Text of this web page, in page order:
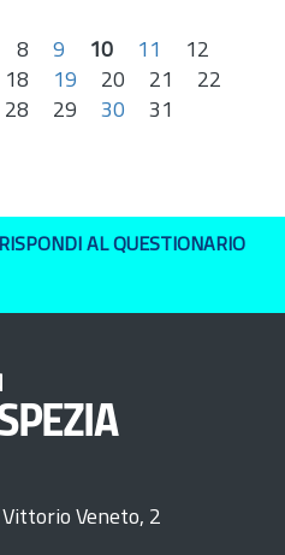
8 9 10 11
12
18 19 20 21
22
28 29 30 31
RISPONDI AL QUESTIONARIO
Veneto, 2